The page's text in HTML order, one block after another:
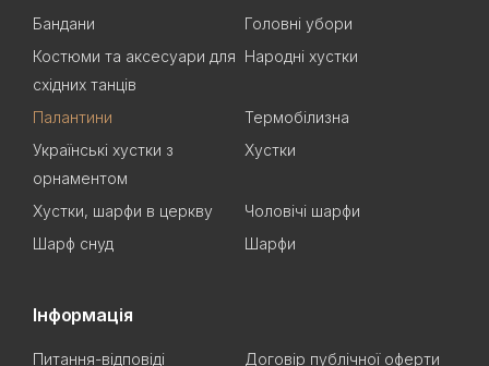
Бандани
Головні убори
Костюми та аксесуари для
східних танців
Народні хустки
Палантини
Термобілизна
Українські хустки з
орнаментом
Хустки
Хустки, шарфи в церкву
Чоловічі шарфи
Шарф снуд
Шарфи
Інформація
Питання-відповіді Договір публічної оферти